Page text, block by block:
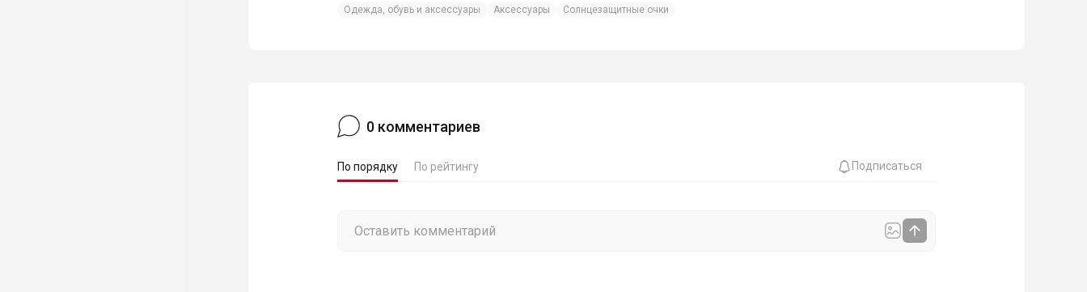
Одежда, обувь и аксессуары Аксессуары Солнцезащитные очки
0 комментариев
По порядку По рейтингу Подписаться